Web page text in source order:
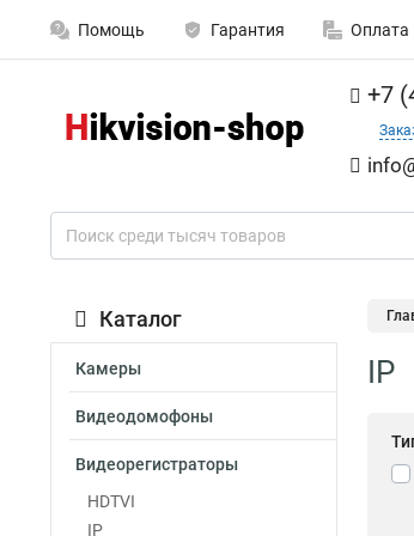
Помощь Гарантия Оплата
+7
Каталог
Камеры
Видеодомофоны
Видеорегистраторы
HDTVI
IP
IP